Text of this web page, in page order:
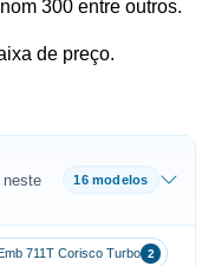
300 entre outros.
de preço.
neste
16 modelos
711T Corisco Turbo 2